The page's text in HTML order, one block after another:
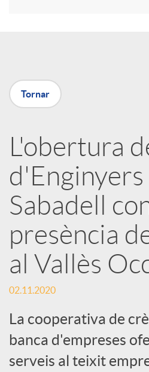
X
a
r
x
e
s
S
Tornar
L'obertura
d'Enginyers
Sabadell
presència
al Vallès
02.11.2020
La cooperativa de
banca d'empreses
serveis al teixit